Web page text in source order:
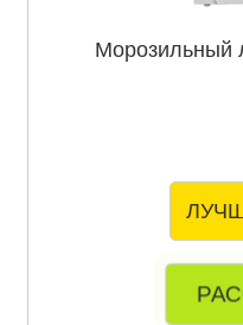
Морозильный